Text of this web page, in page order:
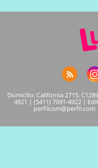
Domicilio: California 2715,
4921 | (5411) 7091-4922 |
perfilcom@perfil.com